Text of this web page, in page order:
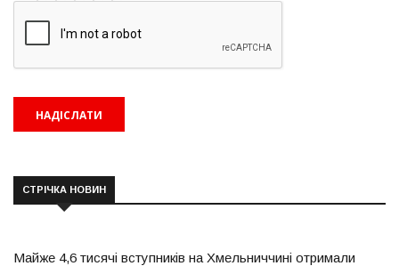
СТРІЧКА НОВИН
Майже 4,6 тисячі вступників на Хмельниччині отримали